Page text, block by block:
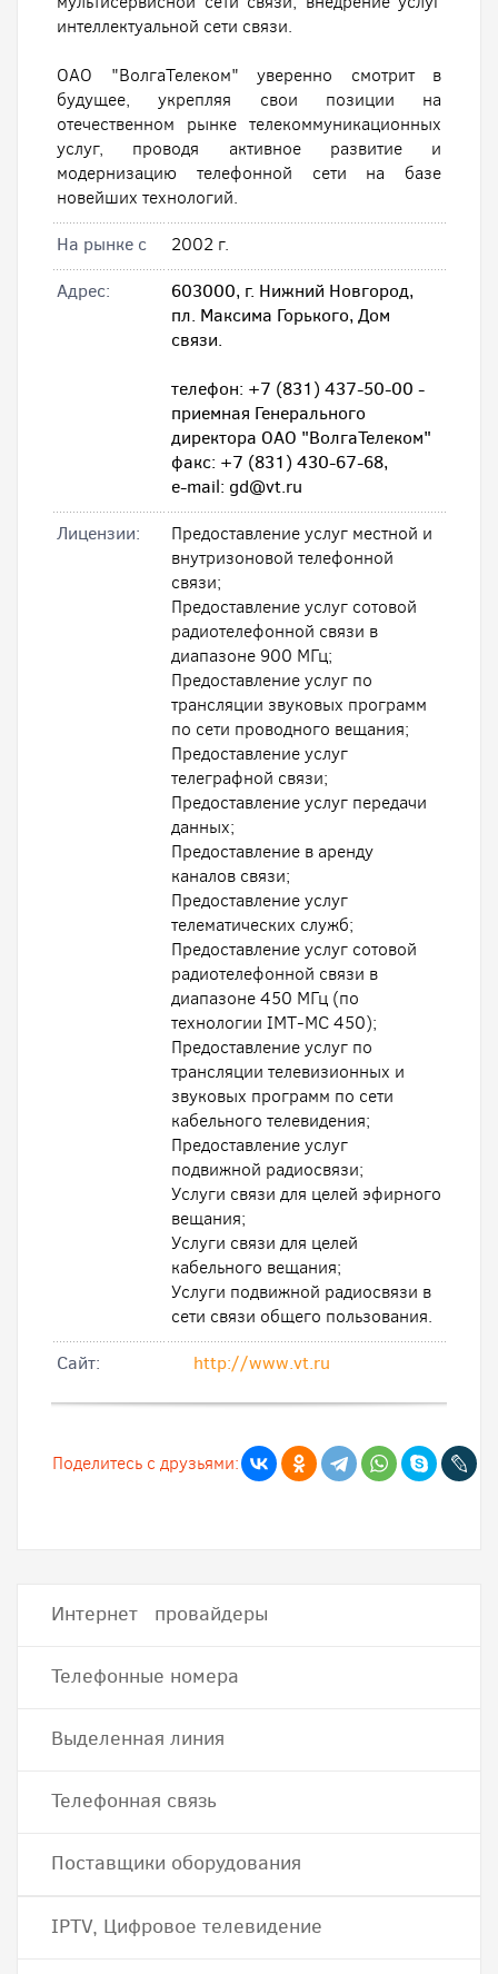
интеллектуальной сети связи.
ОАО "ВолгаТелеком" уверенно смотрит в
будущее, укрепляя свои позиции на
отечественном рынке телекоммуникационных
услуг, проводя активное развитие и
модернизацию телефонной сети на базе
новейших технологий.
На рынке с
2002 г.
Адрес:
603000, г. Нижний Новгород,
пл. Максима Горького, Дом
связи.
телефон: +7 (831) 437-50-00 -
приемная Генерального
директора ОАО "ВолгаТелеком"
факс: +7 (831) 430-67-68,
e-mail: gd@vt.ru
Лицензии:
Предоставление услуг местной и
внутризоновой телефонной
связи;
Предоставление услуг сотовой
радиотелефонной связи в
диапазоне 900 МГц;
Предоставление услуг по
трансляции звуковых программ
по сети проводного вещания;
Предоставление услуг
телеграфной связи;
Предоставление услуг передачи
данных;
Предоставление в аренду
каналов связи;
Предоставление услуг
телематических служб;
Предоставление услуг сотовой
радиотелефонной связи в
диапазоне 450 МГц (по
технологии IMT-MC 450);
Предоставление услуг по
трансляции телевизионных и
звуковых программ по сети
кабельного телевидения;
Предоставление услуг
подвижной радиосвязи;
Услуги связи для целей эфирного
вещания;
Услуги связи для целей
кабельного вещания;
Услуги подвижной радиосвязи в
сети связи общего пользования.
Cайт:
http://www.vt.ru
Поделитесь с друзьями:
Интернет провайдеры
Телефонные номера
Выделенная линия
Телефонная связь
Поставщики оборудования
IPTV, Цифровое телевидение